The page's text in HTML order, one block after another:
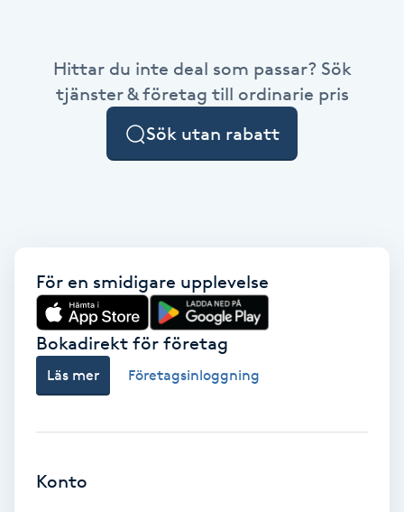
BIAB
Blowout
Bottenfärg
Brynformning
Brynfärgning
Hittar du inte deal som passar? Sök
tjänster & företag till ordinarie pris
Sök utan rabatt
För en smidigare upplevelse
Bokadirekt för företag
Läs mer Företagsinloggning
Konto